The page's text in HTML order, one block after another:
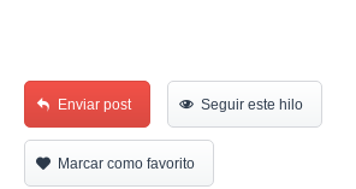
Enviar post Seguir este hilo
Marcar como favorito